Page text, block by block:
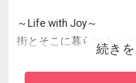
～Life with Joy～
街とそこに暮らす人と
ここに来ると人生がも
続き